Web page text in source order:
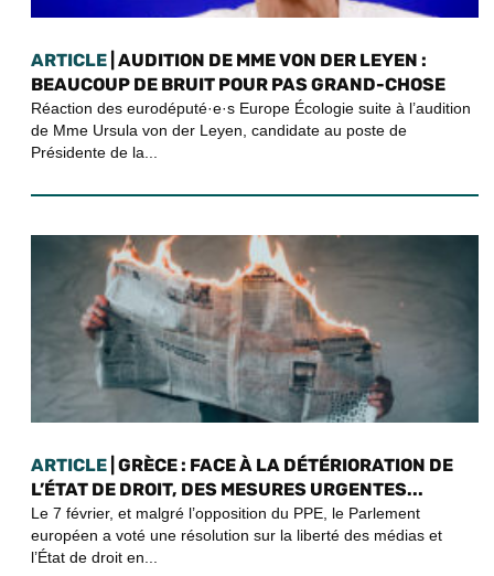
ARTICLE | AUDITION DE MME VON DER LEYEN :
BEAUCOUP DE BRUIT POUR PAS GRAND-CHOSE
Réaction des eurodéputé·e·s Europe Écologie suite à l’audition
de Mme Ursula von der Leyen, candidate au poste de
Présidente de la...
ARTICLE | GRÈCE : FACE À LA DÉTÉRIORATION DE
L’ÉTAT DE DROIT, DES MESURES URGENTES...
Le 7 février, et malgré l’opposition du PPE, le Parlement
européen a voté une résolution sur la liberté des médias et
l’État de droit en...